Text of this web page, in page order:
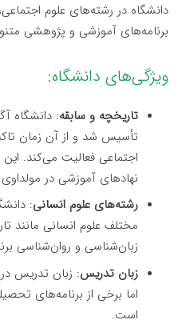
دانشگاه در رشته‌های علوم
برنامه‌های آموزشی و پژوهشی
ویژگی‌های دانشگاه:
تاریخچه و سابقه
تأسیس شد و از آن زمان
اجتماعی فعالیت می‌کند. این
نهادهای آموزشی در
رشته‌های علوم انسانی:
مختلف علوم انسانی مانند
زبان‌شناسی و روان‌شناسی
زبان تدریس: زبان تدریس در
اما برخی از برنامه‌های
است.